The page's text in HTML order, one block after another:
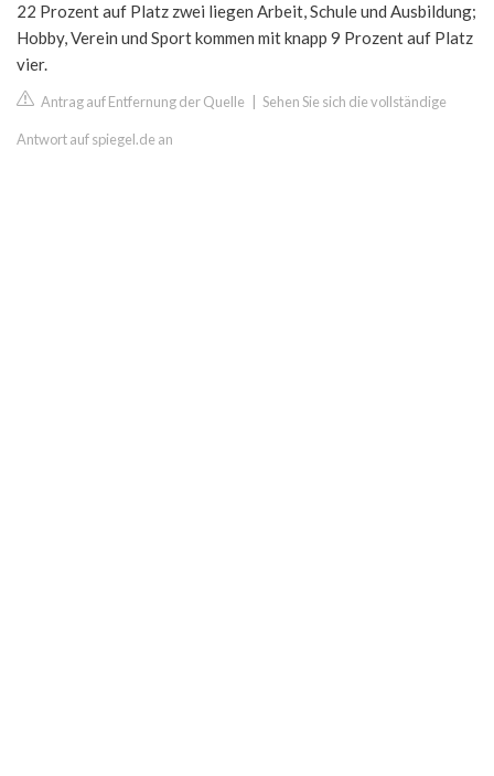
22 Prozent auf Platz zwei liegen Arbeit, Schule und Ausbildung;
Hobby, Verein und Sport kommen mit knapp 9 Prozent auf Platz
vier.
Antrag auf Entfernung der Quelle Sehen Sie sich die vollständige
Antwort auf spiegel.de an